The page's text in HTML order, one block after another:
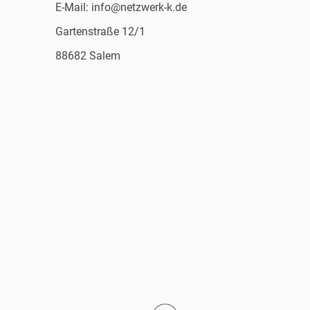
E-Mail: info@netzwerk-k.de
Gartenstraße 12/1
88682 Salem